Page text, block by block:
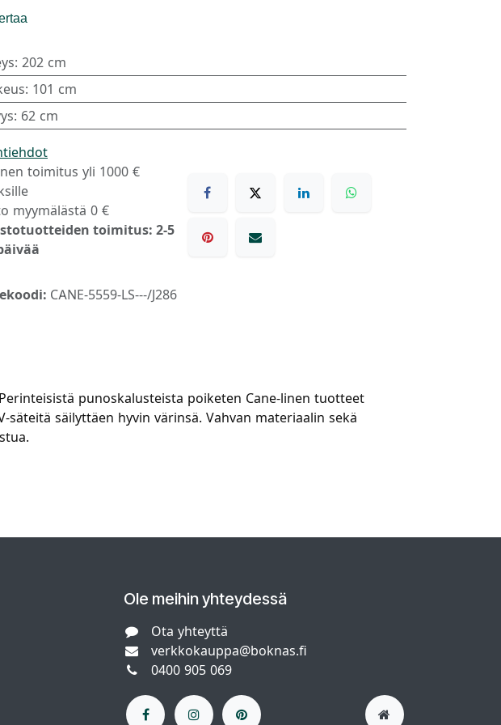
: 202 cm
: 101 cm
: 62 cm
toimitus yli 1000 €
myymälästä 0 €
toimitus: 2-5
CANE-5559-LS---/J286
punoskalusteista poiketen Cane-linen tuotteet
säilyttäen hyvin värinsä. Vahvan materiaalin sekä
Ole meihin yhteydessä
Ota yhteyttä
verkkokauppa@boknas.fi
0400 905 069